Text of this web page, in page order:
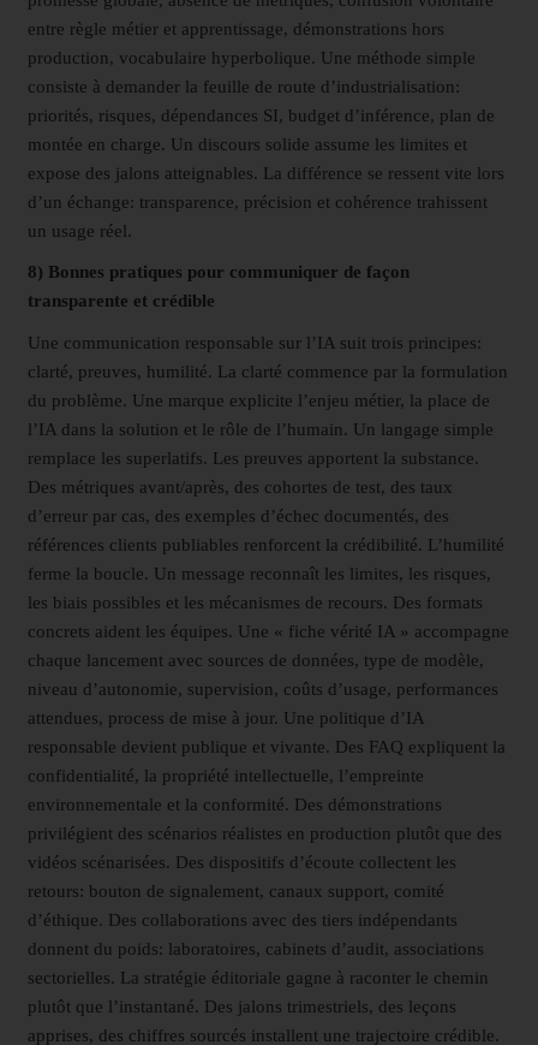
entre règle métier et apprentissage, démonstrations hors
production, vocabulaire hyperbolique. Une méthode simple
consiste à demander la feuille de route d’industrialisation:
priorités, risques, dépendances SI, budget d’inférence, plan de
montée en charge. Un discours solide assume les limites et
expose des jalons atteignables. La différence se ressent vite lors
d’un échange: transparence, précision et cohérence trahissent
un usage réel.
8) Bonnes pratiques pour communiquer de façon
transparente et crédible
Une communication responsable sur l’IA suit trois principes:
clarté, preuves, humilité. La clarté commence par la formulation
du problème. Une marque explicite l’enjeu métier, la place de
l’IA dans la solution et le rôle de l’humain. Un langage simple
remplace les superlatifs. Les preuves apportent la substance.
Des métriques avant/après, des cohortes de test, des taux
d’erreur par cas, des exemples d’échec documentés, des
références clients publiables renforcent la crédibilité. L’humilité
ferme la boucle. Un message reconnaît les limites, les risques,
les biais possibles et les mécanismes de recours. Des formats
concrets aident les équipes. Une « fiche vérité IA » accompagne
chaque lancement avec sources de données, type de modèle,
niveau d’autonomie, supervision, coûts d’usage, performances
attendues, process de mise à jour. Une politique d’IA
responsable devient publique et vivante. Des FAQ expliquent la
confidentialité, la propriété intellectuelle, l’empreinte
environnementale et la conformité. Des démonstrations
privilégient des scénarios réalistes en production plutôt que des
vidéos scénarisées. Des dispositifs d’écoute collectent les
retours: bouton de signalement, canaux support, comité
d’éthique. Des collaborations avec des tiers indépendants
donnent du poids: laboratoires, cabinets d’audit, associations
sectorielles. La stratégie éditoriale gagne à raconter le chemin
plutôt que l’instantané. Des jalons trimestriels, des leçons
apprises, des chiffres sourcés installent une trajectoire crédible.